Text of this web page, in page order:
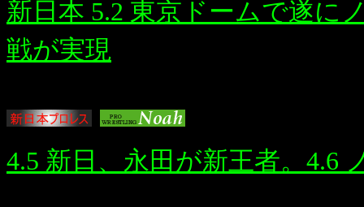
新日本 5.2 東京ドームで遂に
戦が実現
4.5 新日、永田が新王者。4.6